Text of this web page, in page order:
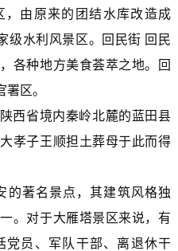
，由原来的团结水库改造成
级水利风景区。回民街 回民
各种地方美食荟萃之地。回
区。
西省境内秦岭北麓的蓝田县
孝子王顺担土葬母于此而得
的著名景点，其建筑风格独
。对于大雁塔景区来说，有
党员、军队干部、离退休干